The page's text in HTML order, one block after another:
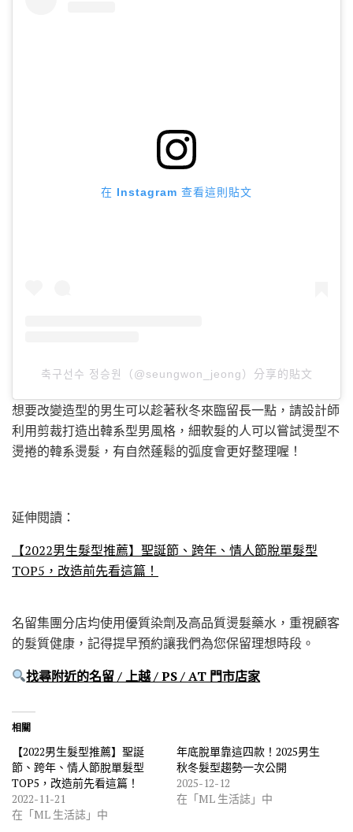
在 Instagram 查看這則貼文
축구선수 정승원（@seungwon_jeong）分享的貼文
想要改變造型的男生可以趁著秋冬來臨留長一點，請設計師
利用剪裁打造出韓系型男風格，細軟髮的人可以嘗試燙型不
燙捲的韓系燙髮，有自然蓬鬆的弧度會更好整理喔！
延伸閱讀：
【2022男生髮型推薦】聖誕節、跨年、情人節脫單髮型
TOP5，改造前先看這篇！
名留集團分店均使用優質染劑及高品質燙髮藥水，重視顧客
的髮質健康，記得提早預約讓我們為您保留理想時段。
找尋附近的名留 / 上越 / PS / AT 門市店家
相關
【2022男生髮型推薦】聖誕
節、跨年、情人節脫單髮型
TOP5，改造前先看這篇！
2022-11-21
在「ML 生活誌」中
年底脫單靠這四款！2025男生
秋冬髮型趨勢一次公開
2025-12-12
在「ML 生活誌」中